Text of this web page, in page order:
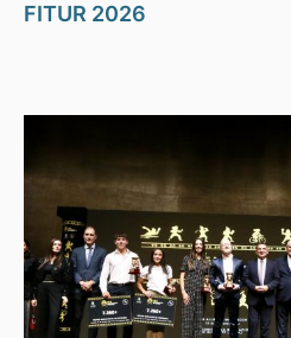
FITUR 2026